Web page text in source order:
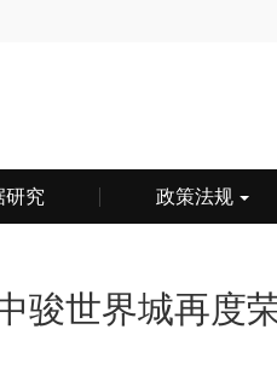
研究 政策法规
骏世界城再度